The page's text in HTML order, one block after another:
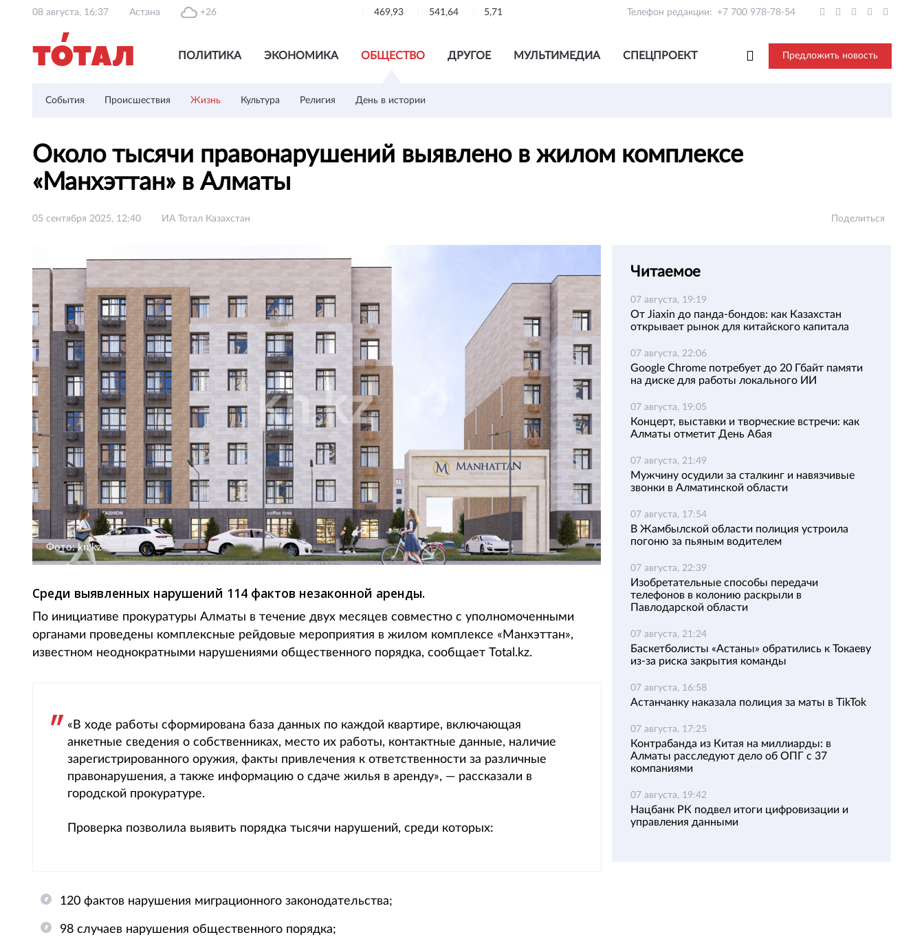
08 августа, 16:37 Астана +26 469,93 541,64 5,71 Телефон редакции: +7 700 978-78-54
ПОЛИТИКА ЭКОНОМИКА ОБЩЕСТВО ДРУГОЕ МУЛЬТИМЕДИА СПЕЦПРОЕКТ Предложить новость
События Происшествия Жизнь Культура Религия День в истории
Около тысячи правонарушений выявлено в жилом комплексе
«Манхэттан» в Алматы
05 сентября 2025, 12:40 ИА Тотал Казахстан Поделиться
Фото: kn.kz
Среди выявленных нарушений 114 фактов незаконной аренды.
По инициативе прокуратуры Алматы в течение двух месяцев совместно с уполномоченными
органами проведены комплексные рейдовые мероприятия в жилом комплексе «Манхэттан»,
известном неоднократными нарушениями общественного порядка, сообщает Total.kz.
«В ходе работы сформирована база данных по каждой квартире, включающая
анкетные сведения о собственниках, место их работы, контактные данные, наличие
зарегистрированного оружия, факты привлечения к ответственности за различные
правонарушения, а также информацию о сдаче жилья в аренду», — рассказали в
городской прокуратуре.
Проверка позволила выявить порядка тысячи нарушений, среди которых:
120 фактов нарушения миграционного законодательства;
98 случаев нарушения общественного порядка;
Читаемое
07 августа, 19:19
От Jiaxin до панда-бондов: как Казахстан
открывает рынок для китайского капитала
07 августа, 22:06
Google Chrome потребует до 20 Гбайт памяти
на диске для работы локального ИИ
07 августа, 19:05
Концерт, выставки и творческие встречи: как
Алматы отметит День Абая
07 августа, 21:49
Мужчину осудили за сталкинг и навязчивые
звонки в Алматинской области
07 августа, 17:54
В Жамбылской области полиция устроила
погоню за пьяным водителем
07 августа, 22:39
Изобретательные способы передачи
телефонов в колонию раскрыли в
Павлодарской области
07 августа, 21:24
Баскетболисты «Астаны» обратились к Токаеву
из-за риска закрытия команды
07 августа, 16:58
Астанчанку наказала полиция за маты в TikTok
07 августа, 17:25
Контрабанда из Китая на миллиарды: в
Алматы расследуют дело об ОПГ с 37
компаниями
07 августа, 19:42
Нацбанк РК подвел итоги цифровизации и
управления данными